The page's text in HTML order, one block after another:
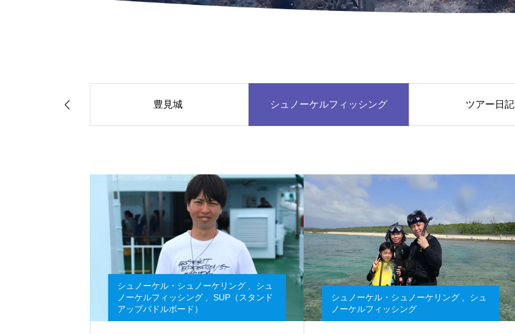
ート 名城ビー
豊見城 シュノーケルフィッシング ツアー日記

シュノーケル・シュノーケリング
シュ
ノーケルフィッシング
SUP（スタンド
アップパドルボード）
シュノーケル・シュノーケリング
シュ
ノーケルフィッシング